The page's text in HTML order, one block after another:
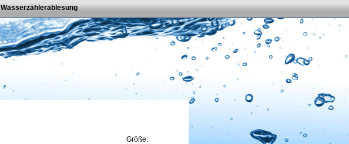
Wasserzählerablesung
Größe: